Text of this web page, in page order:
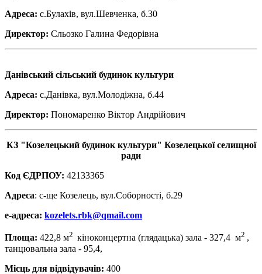
Адреса: с.Булахів, вул.Шевченка, б.30
Директор: Сльозко Галина Федорівна
Данівський сільський будинок культури
Адреса: с.Данівка, вул.Молодіжна, б.44
Директор: Пономаренко Віктор Андрійович
КЗ "Козелецький будинок культури" Козелецької селищної
ради
Код ЄДРПОУ: 42133365
Адреса: с-ще Козелець, вул.Соборності, б.29
е-адреса: kozelets.rbk@qmail.com
Площа: 422,8 м2 кіноконцертна (глядацька) зала - 327,4 м2 ,
танцювальна зала - 95,4,
Місць для відвідувачів: 400